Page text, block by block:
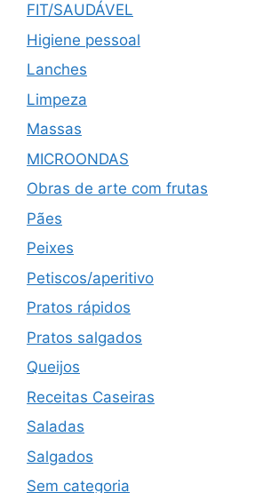
FIT/SAUDÁVEL
Higiene pessoal
Lanches
Limpeza
Massas
MICROONDAS
Obras de arte com frutas
Pães
Peixes
Petiscos/aperitivo
Pratos rápidos
Pratos salgados
Queijos
Receitas Caseiras
Saladas
Salgados
Sem categoria